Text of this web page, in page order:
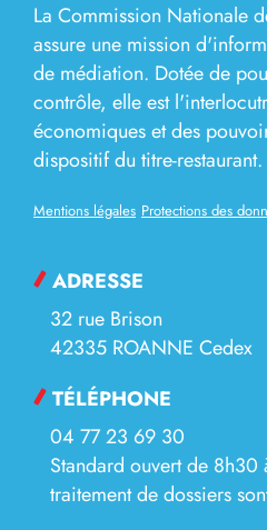
La Commission Nationale
assure une mission
de médiation. Dotée de
contrôle, elle est
économiques et des
dispositif du titre-restaurant.
Mentions légales Protections des
ADRESSE
32 rue Brison
42335 ROANNE Cedex
TÉLÉPHONE
04 77 23 69 30
Standard ouvert de
traitement de dossiers